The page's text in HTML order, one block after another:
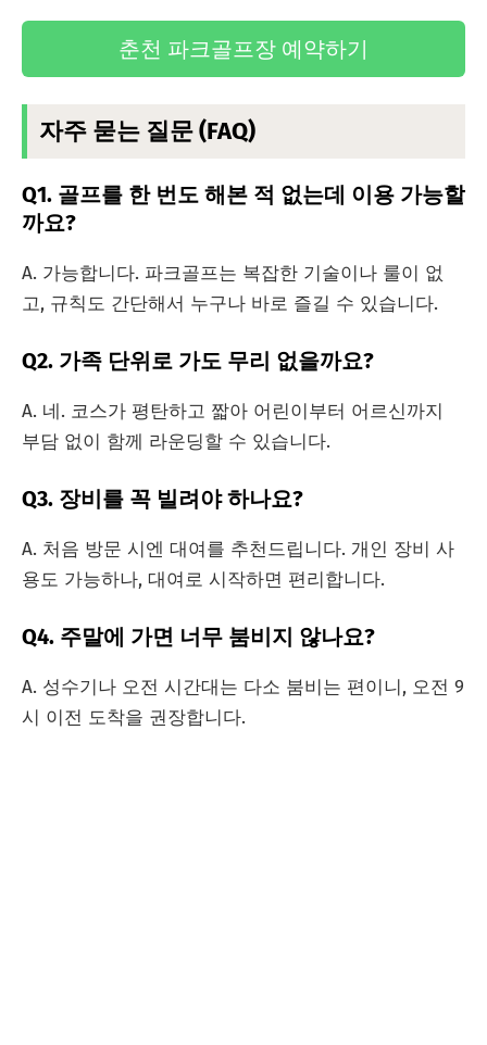
춘천 파크골프장 예약하기
자주 묻는 질문 (FAQ)
Q1. 골프를 한 번도 해본 적 없는데 이용 가능할
까요?
A. 가능합니다. 파크골프는 복잡한 기술이나 룰이 없
고, 규칙도 간단해서 누구나 바로 즐길 수 있습니다.
Q2. 가족 단위로 가도 무리 없을까요?
A. 네. 코스가 평탄하고 짧아 어린이부터 어르신까지
부담 없이 함께 라운딩할 수 있습니다.
Q3. 장비를 꼭 빌려야 하나요?
A. 처음 방문 시엔 대여를 추천드립니다. 개인 장비 사
용도 가능하나, 대여로 시작하면 편리합니다.
Q4. 주말에 가면 너무 붐비지 않나요?
A. 성수기나 오전 시간대는 다소 붐비는 편이니, 오전 9
시 이전 도착을 권장합니다.